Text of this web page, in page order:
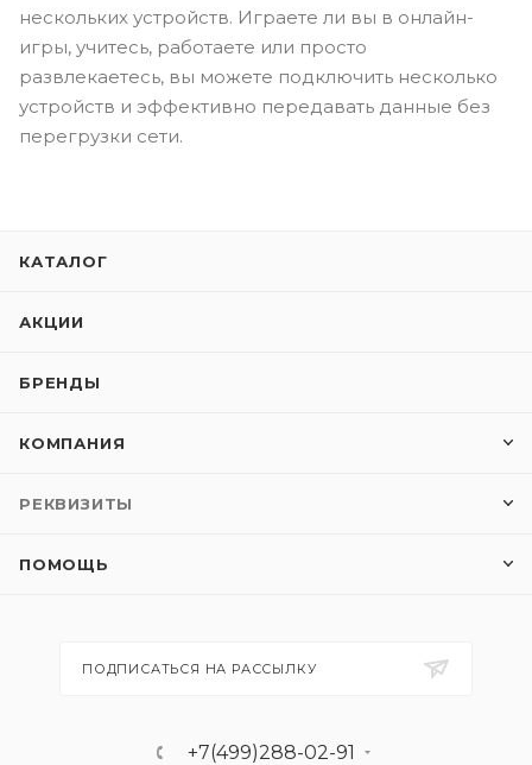
нескольких устройств. Играете ли вы в онлайн-
игры, учитесь, работаете или просто
развлекаетесь, вы можете подключить несколько
устройств и эффективно передавать данные без
перегрузки сети.
КАТАЛОГ
АКЦИИ
БРЕНДЫ
КОМПАНИЯ
РЕКВИЗИТЫ
ПОМОЩЬ
ПОДПИСАТЬСЯ НА РАССЫЛКУ
+7(499)288-02-91